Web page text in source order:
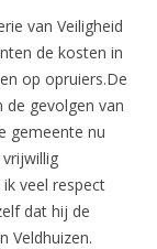
van Veiligheid
de kosten in
op opruiers.De
gevolgen van
gemeente nu
veel respect
dat hij de
Veldhuizen.